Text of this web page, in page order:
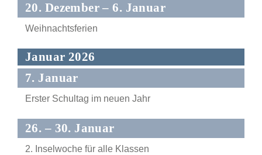
20. Dezember – 6. Januar
Weihnachtsferien
Januar 2026
7. Januar
Erster Schultag im neuen Jahr
26. – 30. Januar
2. Inselwoche für alle Klassen